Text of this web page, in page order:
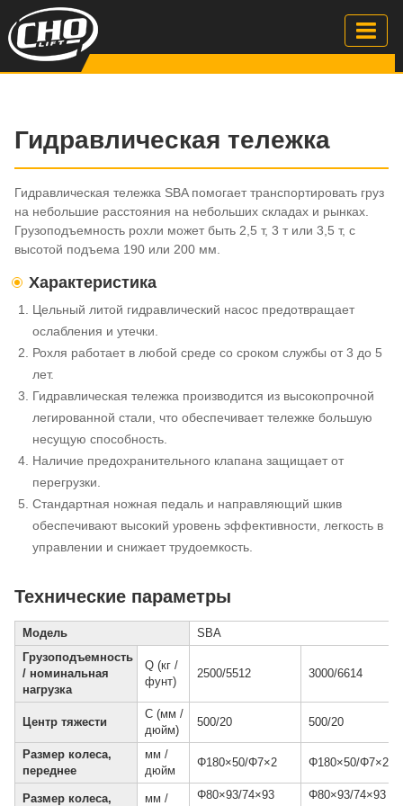
Гидравлическая тележка
Гидравлическая тележка SBA помогает транспортировать груз
на небольшие расстояния на небольших складах и рынках.
Грузоподъемность рохли может быть 2,5 т, 3 т или 3,5 т, с
высотой подъема 190 или 200 мм.
Характеристика
Цельный литой гидравлический насос предотвращает
ослабления и утечки.
Рохля работает в любой среде со сроком службы от 3 до 5
лет.
Гидравлическая тележка производится из высокопрочной
легированной стали, что обеспечивает тележке большую
несущую способность.
Наличие предохранительного клапана защищает от
перегрузки.
Стандартная ножная педаль и направляющий шкив
обеспечивают высокий уровень эффективности, легкость в
управлении и снижает трудоемкость.
Технические параметры
Модель
SBA
Грузоподъемность
/ номинальная
нагрузка
Q (кг /
фунт)
2500/5512 3000/6614
Центр тяжести
С (мм /
дюйм)
500/20 500/20
Размер колеса,
переднее
мм /
дюйм
Φ180×50/Φ7×2 Φ180×50/Φ7×2
Размер колеса,
мм /
Φ80×93/74×93
Φ80×93/74×93